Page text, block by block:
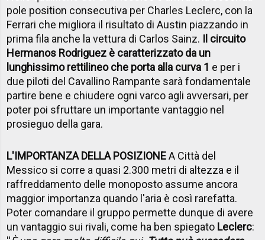
pole position consecutiva per Charles Leclerc, con la
Ferrari che migliora il risultato di Austin piazzando in
prima fila anche la vettura di Carlos Sainz. Il circuito
Hermanos Rodriguez è caratterizzato da un
lunghissimo rettilineo che porta alla curva 1 e per i
due piloti del Cavallino Rampante sarà fondamentale
partire bene e chiudere ogni varco agli avversari, per
poter poi sfruttare un importante vantaggio nel
prosieguo della gara.
L'IMPORTANZA DELLA POSIZIONEA Città del
Messico si corre a quasi 2.300 metri di altezza e il
raffreddamento delle monoposto assume ancora
maggior importanza quando l'aria è così rarefatta.
Poter comandare il gruppo permette dunque di avere
un vantaggio sui rivali, come ha ben spiegato Leclerc: